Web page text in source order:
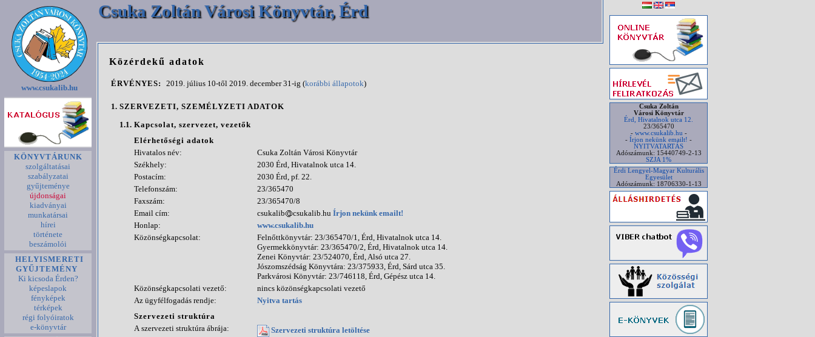
Csuka Zoltán Városi Könyvtár, Érd
www.csukalib.hu
KÖNYVTÁRUNK
szolgáltatásai
szabályzatai
gyűjteménye
újdonságai
kiadványai
munkatársai
hírei
története
beszámolói
HELYISMERETI
GYŰJTEMÉNY
Ki kicsoda Érden?
képeslapok
fényképek
térképek
régi folyóiratok
e-könyvtár
Közérdekű adatok
ÉRVÉNYES: 2019. július 10-től 2019. december 31-ig (korábbi állapotok)
1. SZERVEZETI, SZEMÉLYZETI ADATOK
1.1. Kapcsolat, szervezet, vezetők
Elérhetőségi adatok
Hivatalos név:
Csuka Zoltán Városi Könyvtár
Székhely:
2030 Érd, Hivatalnok utca 14.
Postacím:
2030 Érd, pf. 22.
Telefonszám:
23/365470
Faxszám:
23/365470/8
Email cím:
csukalib csukalib.hu Írjon nekünk emailt!
Honlap:
www.csukalib.hu
Közönségkapcsolat:
Felnőttkönyvtár: 23/365470/1, Érd, Hivatalnok utca 14.
Gyermekkönyvtár: 23/365470/2, Érd, Hivatalnok utca 14.
Zenei Könyvtár: 23/524070, Érd, Alsó utca 27.
Jószomszédság Könyvtára: 23/375933, Érd, Sárd utca 35.
Parkvárosi Könyvtár: 23/746118, Érd, Gépész utca 14.
Közönségkapcsolati vezető:
nincs közönségkapcsolati vezető
Az ügyfélfogadás rendje:
Nyitva tartás
Szervezeti struktúra
A szervezeti struktúra ábrája:
Szervezeti struktúra letöltése
Csuka Zoltán
Városi Könyvtár
Érd, Hivatalnok utca 12.
23/365470
- www.csukalib.hu -
- Írjon nekünk emailt! -
NYITVATARTÁS
Adószámunk: 15440749-2-13
SZJA 1%
Érdi Lengyel-Magyar Kulturális
Egyesület
Adószámunk: 18706330-1-13